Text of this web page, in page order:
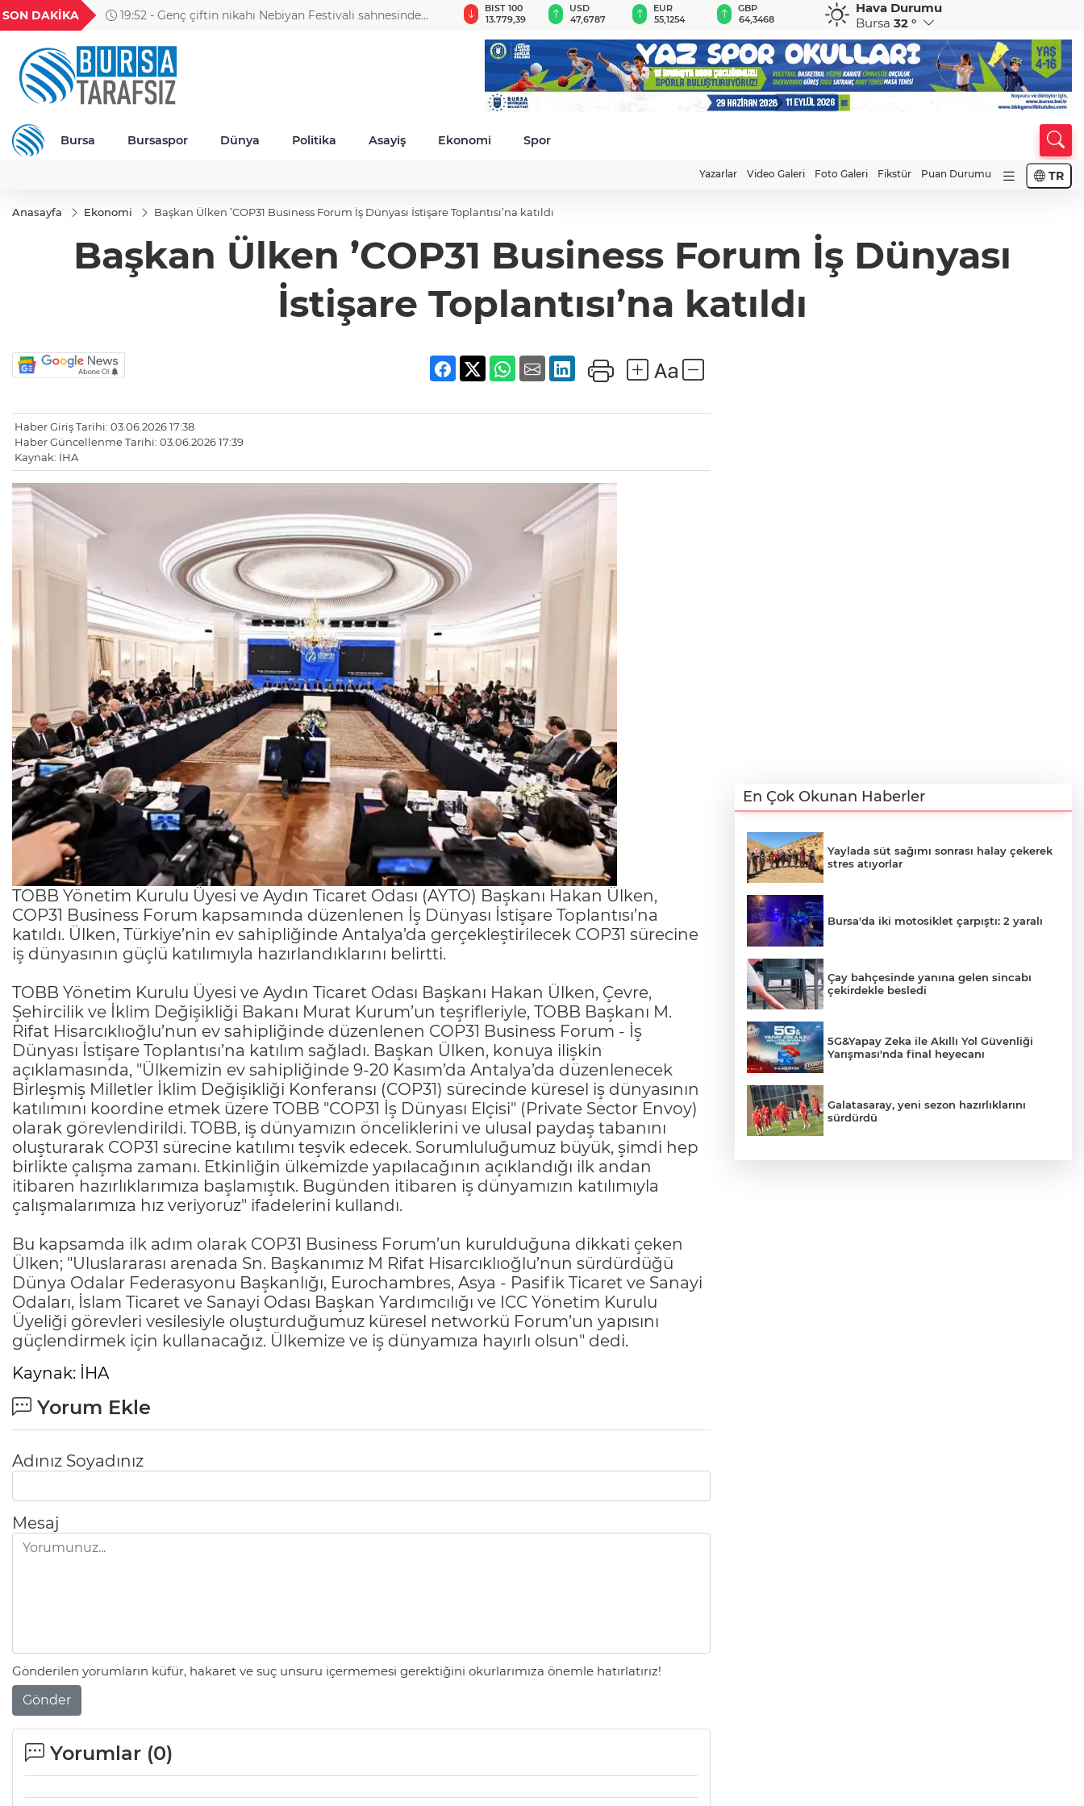
SON DAKİKA
19:52 - Genç çiftin nikahı Nebiyan Festivali sahnesinde
18,2677
TND
16,3788
BGN
27,9743
VND
0,0018
GAU/TRY
6.660,55
BIST 100
13.779,39
USD
47,6787
EUR
55,1254
GBP
64,3468
CHF
59,0083
CAD
34,1883
Hava Durumu
Bursa 32 °
Bursa Bursaspor Dünya Politika Asayiş Ekonomi Spor
Yazarlar Video Galeri Foto Galeri Fikstür Puan Durumu TR
Anasayfa Ekonomi Başkan Ülken ’COP31 Business Forum İş Dünyası İstişare Toplantısı’na katıldı
Başkan Ülken ’COP31 Business Forum İş Dünyası
İstişare Toplantısı’na katıldı
Haber Giriş Tarihi: 03.06.2026 17:38
Haber Güncellenme Tarihi: 03.06.2026 17:39
Kaynak: İHA
TOBB Yönetim Kurulu Üyesi ve Aydın Ticaret Odası (AYTO) Başkanı Hakan Ülken,
COP31 Business Forum kapsamında düzenlenen İş Dünyası İstişare Toplantısı’na
katıldı. Ülken, Türkiye’nin ev sahipliğinde Antalya’da gerçekleştirilecek COP31 sürecine
iş dünyasının güçlü katılımıyla hazırlandıklarını belirtti.
TOBB Yönetim Kurulu Üyesi ve Aydın Ticaret Odası Başkanı Hakan Ülken, Çevre,
Şehircilik ve İklim Değişikliği Bakanı Murat Kurum’un teşrifleriyle, TOBB Başkanı M.
Rifat Hisarcıklıoğlu’nun ev sahipliğinde düzenlenen COP31 Business Forum - İş
Dünyası İstişare Toplantısı’na katılım sağladı. Başkan Ülken, konuya ilişkin
açıklamasında, "Ülkemizin ev sahipliğinde 9-20 Kasım’da Antalya’da düzenlenecek
Birleşmiş Milletler İklim Değişikliği Konferansı (COP31) sürecinde küresel iş dünyasının
katılımını koordine etmek üzere TOBB "COP31 İş Dünyası Elçisi" (Private Sector Envoy)
olarak görevlendirildi. TOBB, iş dünyamızın önceliklerini ve ulusal paydaş tabanını
oluşturarak COP31 sürecine katılımı teşvik edecek. Sorumluluğumuz büyük, şimdi hep
birlikte çalışma zamanı. Etkinliğin ülkemizde yapılacağının açıklandığı ilk andan
itibaren hazırlıklarımıza başlamıştık. Bugünden itibaren iş dünyamızın katılımıyla
çalışmalarımıza hız veriyoruz" ifadelerini kullandı.
Bu kapsamda ilk adım olarak COP31 Business Forum’un kurulduğuna dikkati çeken
Ülken; "Uluslararası arenada Sn. Başkanımız M Rifat Hisarcıklıoğlu’nun sürdürdüğü
Dünya Odalar Federasyonu Başkanlığı, Eurochambres, Asya - Pasifik Ticaret ve Sanayi
Odaları, İslam Ticaret ve Sanayi Odası Başkan Yardımcılığı ve ICC Yönetim Kurulu
Üyeliği görevleri vesilesiyle oluşturduğumuz küresel networkü Forum’un yapısını
güçlendirmek için kullanacağız. Ülkemize ve iş dünyamıza hayırlı olsun" dedi.
Kaynak: İHA
Yorum Ekle
Adınız Soyadınız
Mesaj
Gönderilen yorumların küfür, hakaret ve suç unsuru içermemesi gerektiğini okurlarımıza önemle hatırlatırız!
Gönder
Yorumlar (0)
En Çok Okunan Haberler
Yaylada süt sağımı sonrası halay çekerek
stres atıyorlar
Bursa'da iki motosiklet çarpıştı: 2 yaralı
Çay bahçesinde yanına gelen sincabı
çekirdekle besledi
5G&Yapay Zeka ile Akıllı Yol Güvenliği
Yarışması'nda final heyecanı
Galatasaray, yeni sezon hazırlıklarını
sürdürdü